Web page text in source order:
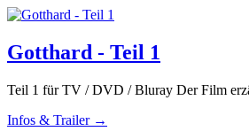
Gotthard - Teil 1
Teil 1 für TV / DVD / Bluray Der Film
Infos & Trailer →